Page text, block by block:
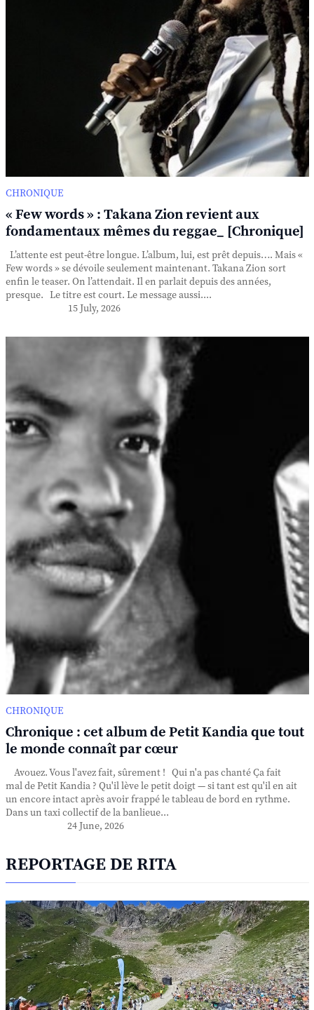
CHRONIQUE
« Few words » : Takana Zion revient aux
fondamentaux mêmes du reggae_ [Chronique]
L’attente est peut-être longue. L’album, lui, est prêt depuis…. Mais «
Few words » se dévoile seulement maintenant. Takana Zion sort
enfin le teaser. On l’attendait. Il en parlait depuis des années,
presque. Le titre est court. Le message aussi....
15 July, 2026
CHRONIQUE
Chronique : cet album de Petit Kandia que tout
le monde connaît par cœur
Avouez. Vous l'avez fait, sûrement ! Qui n'a pas chanté Ça fait
mal de Petit Kandia ? Qu'il lève le petit doigt — si tant est qu'il en ait
un encore intact après avoir frappé le tableau de bord en rythme.
Dans un taxi collectif de la banlieue...
24 June, 2026
REPORTAGE DE RITA